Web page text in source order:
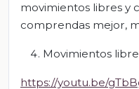
movimientos libres y
comprendas mejor,
Movimientos
https://youtu.be/